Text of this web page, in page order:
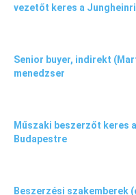
vezetőt keres a
Senior buyer, indirekt
menedzser
Műszaki beszerzőt keres a
Budapestre
Beszerzési szakemberek